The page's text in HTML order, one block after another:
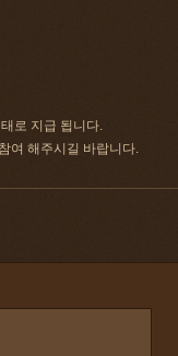
로 지급 됩니다.
여 해주시길 바랍니다.